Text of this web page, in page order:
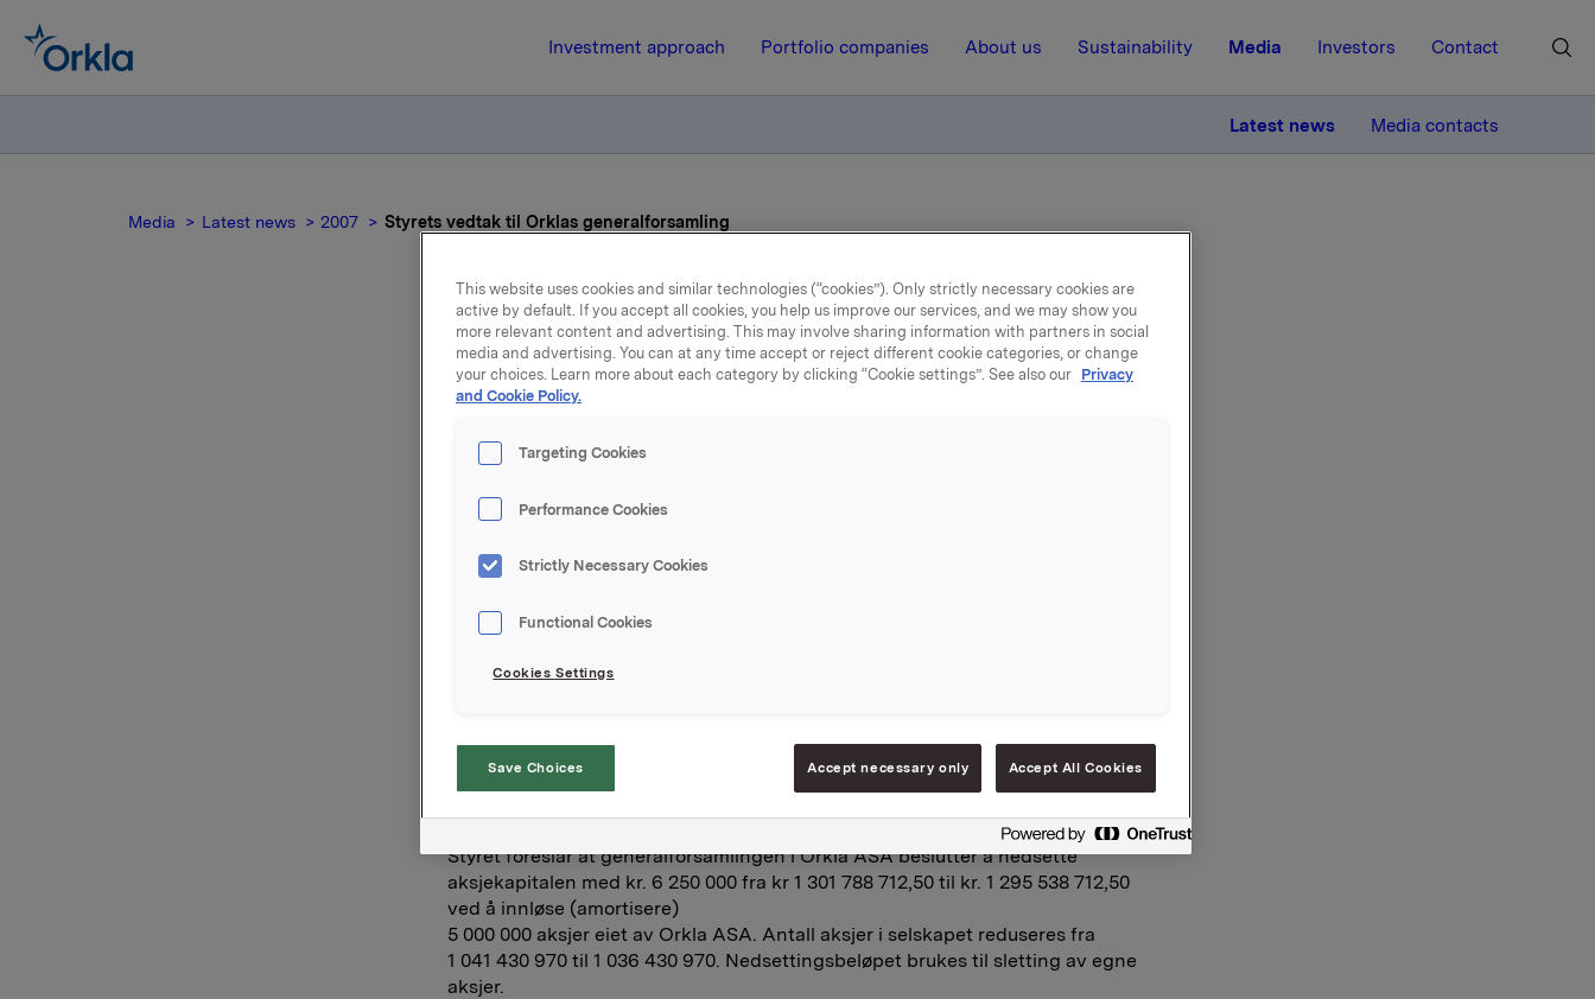
Investment approach Portfolio companies About us Sustainability Media Investors Contact
Latest news Media contacts
Media Latest news 2007 Styrets vedtak til Orklas generalforsamling
14 February 2007, 9:47 | Regulatory information
Styrets vedtak til Orklas
pr. aksje i 2005.
På grunnlag av generalforsamlingens beslutning om aksjeutbytte, vil utbytte
aksjen i 5 slik at aksjens pålydende endres fra kr. 6,25 til kr. 1,25 og samlet
antall aksjer økes fra 208 286 194 til 1 041 430 970.
Styret foreslår at generalforsamlingen i Orkla ASA beslutter å nedsette
aksjekapitalen med kr. 6 250 000 fra kr 1 301 788 712,50 til kr. 1 295 538 712,50
ved å innløse (amortisere)
5 000 000 aksjer eiet av Orkla ASA. Antall aksjer i selskapet reduseres fra
1 041 430 970 til 1 036 430 970. Nedsettingsbeløpet brukes til sletting av egne
aksjer.
This website uses cookies and similar technologies (“cookies”). Only strictly necessary cookies are
active by default. If you accept all cookies, you help us improve our services, and we may show you
more relevant content and advertising. This may involve sharing information with partners in social
media and advertising. You can at any time accept or reject different cookie categories, or change
your choices. Learn more about each category by clicking “Cookie settings”. See also our Privacy
and Cookie Policy.
Targeting Cookies
Performance Cookies
Strictly Necessary Cookies
Functional Cookies
Cookies Settings
Save Choices Accept necessary only Accept All Cookies